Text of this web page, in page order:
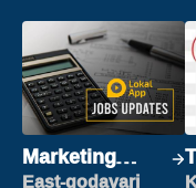
Marketing